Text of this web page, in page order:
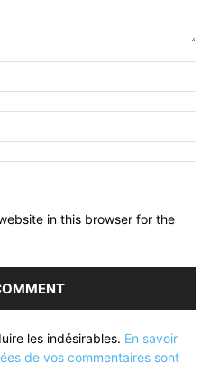
in this browser for the
les indésirables. En savoir
de vos commentaires sont